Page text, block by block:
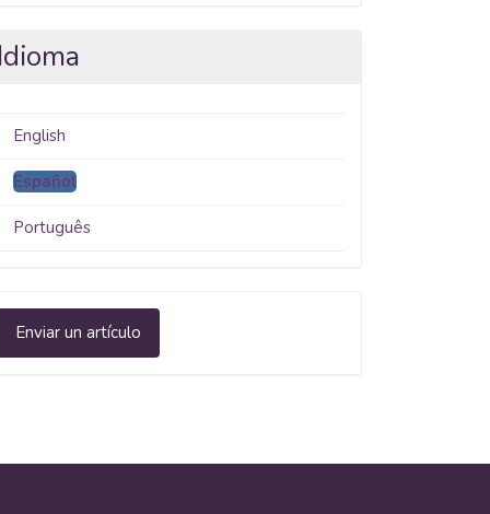
Idioma
English
Español
Português
Enviar un artículo